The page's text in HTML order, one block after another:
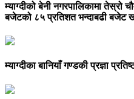
म्याग्दीको बेनी नगरपालिकामा तेस्रो
बजेटको ८५ प्रतिशत भन्दाबढी बजेट
म्याग्दीका बानियाँ गण्डकी प्रज्ञा